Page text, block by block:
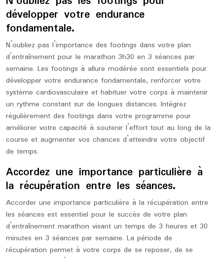
développer votre endurance
fondamentale.
N’oubliez pas l’importance des footings dans votre plan
d’entraînement pour le marathon 3h30 en 3 séances par
semaine. Les footings à allure modérée sont essentiels pour
développer votre endurance fondamentale, renforcer votre
système cardiovasculaire et habituer votre corps à maintenir
un rythme constant sur de longues distances. Intégrez
régulièrement des footings dans votre programme pour
améliorer votre capacité à soutenir l’effort tout au long de la
course et augmenter vos chances d’atteindre votre objectif
de temps.
Accordez une importance particulière à
la récupération entre les séances.
Accorder une importance particulière à la récupération entre
les séances est essentiel pour le succès de votre plan
d’entraînement marathon visant un temps de 3 heures et 30
minutes en 3 séances par semaine. La période de
récupération permet à votre corps de se reposer, de se